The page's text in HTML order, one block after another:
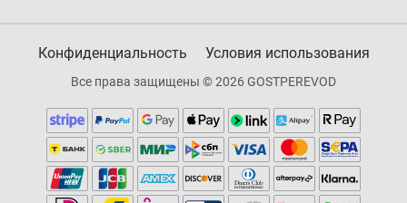
Конфиденциальность Условия использования
Все права защищены © 2026 GOSTPEREVOD